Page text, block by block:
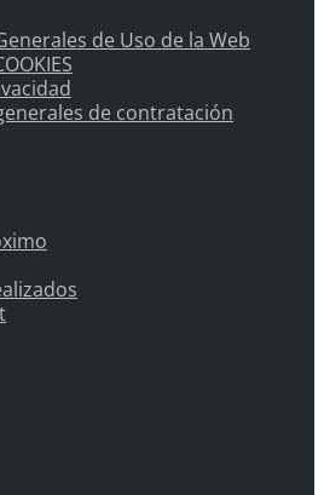
de Uso de la Web
de contratación